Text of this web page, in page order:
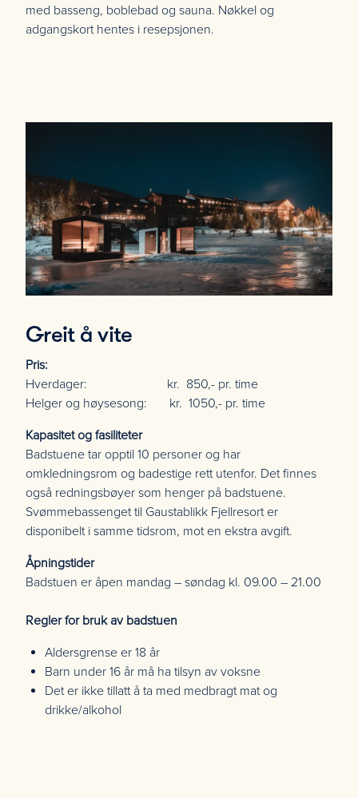
med basseng, boblebad og sauna. Nøkkel og
adgangskort hentes i resepsjonen.
Greit å vite
Pris:
Hverdager: kr. 850,- pr. time
Helger og høysesong:
kr. 1050,- pr. time
Kapasitet og fasiliteter
Badstuene tar opptil 10 personer og har
omkledningsrom og badestige rett utenfor. Det finnes
også redningsbøyer som henger på badstuene.
Svømmebassenget til Gaustablikk Fjellresort er
disponibelt i samme tidsrom, mot en ekstra avgift.
Åpningstider
Badstuen er åpen mandag – søndag kl. 09.00 – 21.00
Regler for bruk av badstuen
Aldersgrense er 18 år
Barn under 16 år må ha tilsyn av voksne
Det er ikke tillatt å ta med medbragt mat og
drikke/alkohol